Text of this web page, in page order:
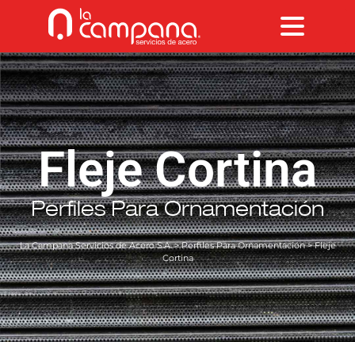
Fleje Cortina
Perfiles Para Ornamentación
La Campana Servicios de Acero S.A.>Perfiles Para Ornamentación> Fleje
Cortina